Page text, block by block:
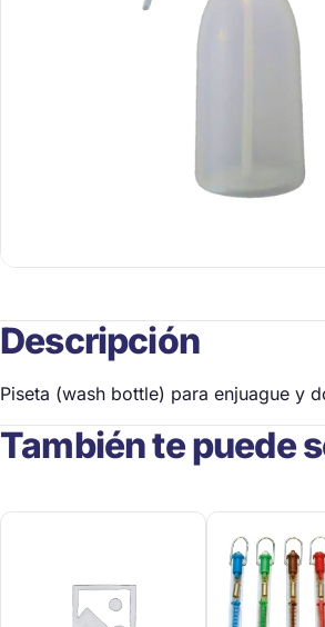
Descripción
Piseta (wash bottle) para enjuague y
También te puede